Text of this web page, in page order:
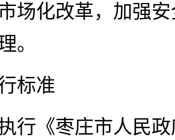
场化改革，加强
。
标准
行《枣庄市人民